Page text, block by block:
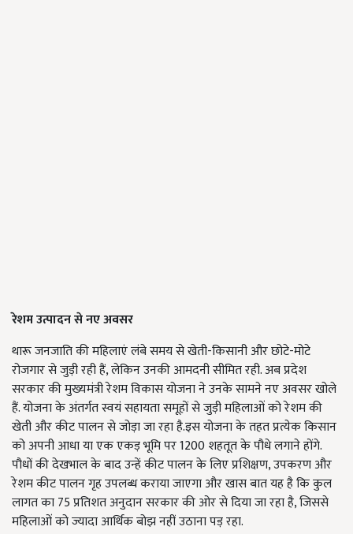
रेशम उत्पादन से नए अवसर
थारू जनजाति की महिलाएं लंबे समय से खेती-किसानी और छोटे-मोटे
रोजगार से जुड़ी रही हैं, लेकिन उनकी आमदनी सीमित रही. अब प्रदेश
सरकार की मुख्यमंत्री रेशम विकास योजना ने उनके सामने नए अवसर खोले
हैं. योजना के अंतर्गत स्वयं सहायता समूहों से जुड़ी महिलाओं को रेशम की
खेती और कीट पालन से जोड़ा जा रहा है.इस योजना के तहत प्रत्येक किसान
को अपनी आधा या एक एकड़ भूमि पर 1200 शहतूत के पौधे लगाने होंगे.
पौधों की देखभाल के बाद उन्हें कीट पालन के लिए प्रशिक्षण, उपकरण और
रेशम कीट पालन गृह उपलब्ध कराया जाएगा और खास बात यह है कि कुल
लागत का 75 प्रतिशत अनुदान सरकार की ओर से दिया जा रहा है, जिससे
महिलाओं को ज्यादा आर्थिक बोझ नहीं उठाना पड़ रहा.